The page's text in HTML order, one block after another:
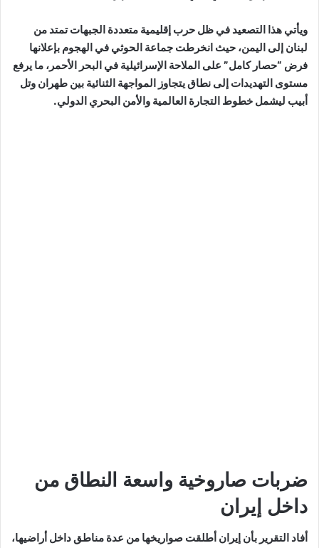
ويأتي هذا التصعيد في ظل حرب إقليمية متعددة الجبهات تمتد من
لبنان إلى اليمن، حيث انخرطت جماعة الحوثي في الهجوم بإعلانها
فرض “حصار كامل” على الملاحة الإسرائيلية في البحر الأحمر، ما يرفع
مستوى التهديدات إلى نطاق يتجاوز المواجهة الثنائية بين طهران وتل
أبيب ليشمل خطوط التجارة العالمية والأمن البحري الدولي.
ضربات صاروخية واسعة النطاق من
داخل إيران
أفاد التقرير بأن إيران أطلقت صواريخها من عدة مناطق داخل أراضيها،